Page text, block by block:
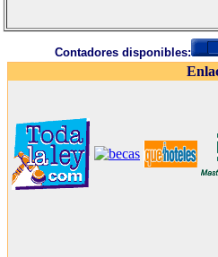
Contadores disponibles: